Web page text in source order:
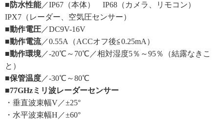
■防水性能／IP67（本体） IP68（カメラ、リモコン）
IPX7（レーダー、空気圧センサー）
■動作電圧 ／DC9V-16V
■動作電流／0.55A（ACCオフ後≦0.25mA）
■動作環境／-20℃～70℃／相対湿度5％～95％（結露なきこ
と）
■保管温度 ／-30℃～80℃
■77GHzミリ波レーダーセンサー
・垂直波束幅V／±25°
・水平波束幅H／±60°